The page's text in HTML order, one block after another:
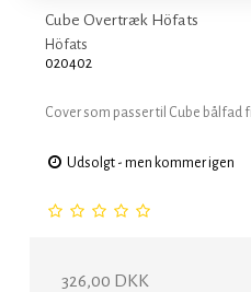
Cube Overtræk Höfats
Höfats
020402
Cover som passer til Cube bålfad
Udsolgt - men kommer igen
326,00 DKK